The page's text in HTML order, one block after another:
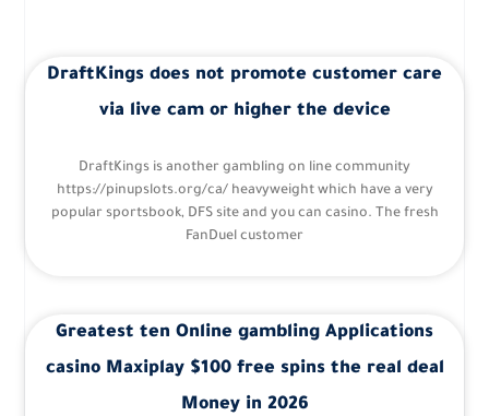
DraftKings does not promote customer care
via live cam or higher the device
DraftKings is another gambling on line community
https://pinupslots.org/ca/ heavyweight which have a very
popular sportsbook, DFS site and you can casino. The fresh
FanDuel customer
Greatest ten Online gambling Applications
casino Maxiplay $100 free spins the real deal
Money in 2026